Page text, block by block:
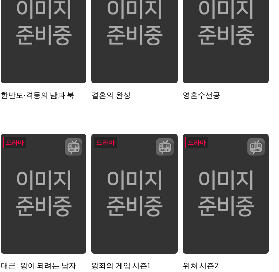
한반도-격동의 남과 북 결혼의 완성 영혼수선공
드라마
대군 : 왕이 되려는 남자
드라마
왕좌의 게임 시즌1
드라마
위쳐 시즌2